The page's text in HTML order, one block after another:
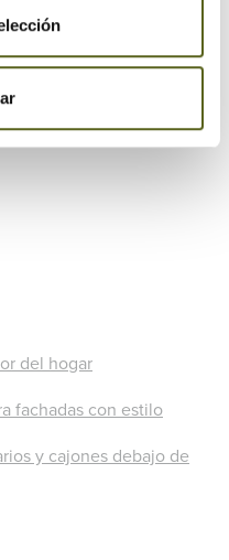
del hogar
fachadas con estilo
y cajones debajo de